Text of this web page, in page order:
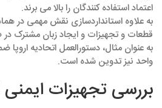
اعتماد استفاده‌ کنندگان را بالا می‌ برند.
به علاوه استانداردسازی نقش مهمی در
قطعات و تجهیزات و ایجاد زبان مشترک
به‌ عنوان مثال، دستورالعمل اتحادیه
واحد نیز تدوین شده است.
بررسی تجهیزات